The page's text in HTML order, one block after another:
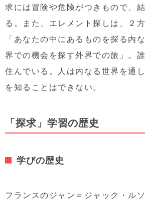
求には冒険や危険がつきもので、
る。また、エレメント探しは、２
「あなたの中にあるものを探る内
界での機会を探す外界での旅」。
住んでいる。人は内なる世界を通
を知ることはできない。
「探求」学習の歴史
学びの歴史
フランスのジャン＝ジャック・ル